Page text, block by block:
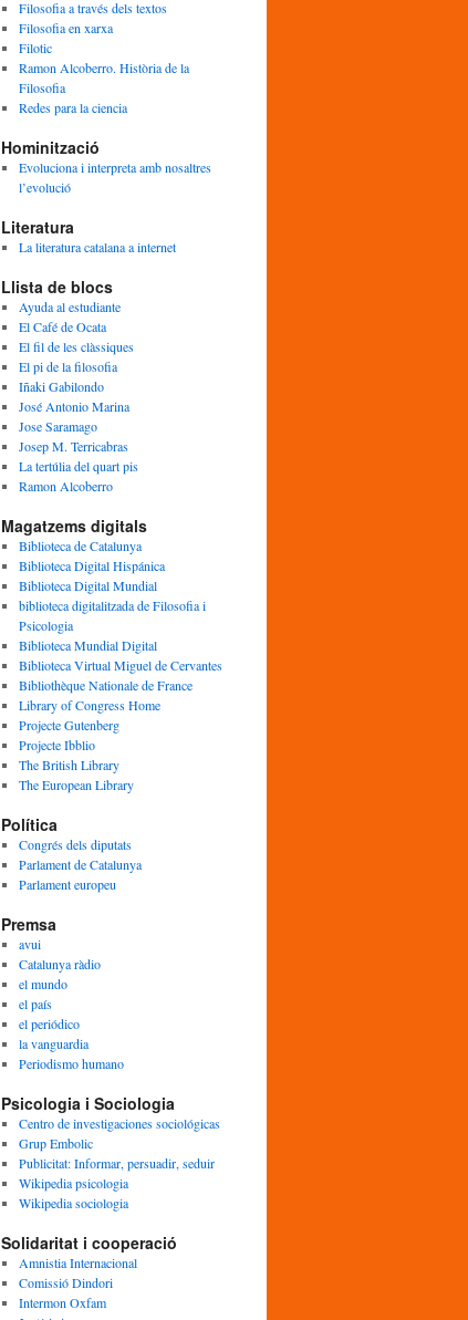
Filosofia a través dels textos
Filosofia en xarxa
Filotic
Ramon Alcoberro. Història de la
Filosofia
Redes para la ciencia
Hominització
Evoluciona i interpreta amb nosaltres
l’evolució
Literatura
La literatura catalana a internet
Llista de blocs
Ayuda al estudiante
El Café de Ocata
El fil de les clàssiques
El pi de la filosofia
Iñaki Gabilondo
José Antonio Marina
Jose Saramago
Josep M. Terricabras
La tertúlia del quart pis
Ramon Alcoberro
Magatzems digitals
Biblioteca de Catalunya
Biblioteca Digital Hispánica
Biblioteca Digital Mundial
biblioteca digitalitzada de Filosofia i
Psicologia
Biblioteca Mundial Digital
Biblioteca Virtual Miguel de Cervantes
Bibliothèque Nationale de France
Library of Congress Home
Projecte Gutenberg
Projecte Ibblio
The British Library
The European Library
Política
Congrés dels diputats
Parlament de Catalunya
Parlament europeu
Premsa
avui
Catalunya ràdio
el mundo
el país
el periódico
la vanguardia
Periodismo humano
Psicologia i Sociologia
Centro de investigaciones sociológicas
Grup Embolic
Publicitat: Informar, persuadir, seduir
Wikipedia psicologia
Wikipedia sociologia
Solidaritat i cooperació
Amnistia Internacional
Comissió Dindori
Intermon Oxfam